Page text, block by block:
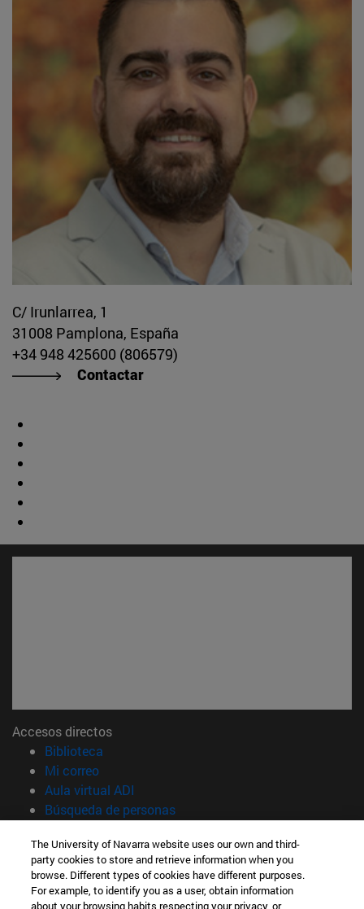
C/ Irunlarrea, 1
31008 Pamplona, España
+34 948 425600 (806579)
Contactar
Accesos directos
Biblioteca
Mi correo(abre en nueva ventana)
Aula virtual ADI
Búsqueda de personas(abre en nueva ventana)
Información
TFNO +34 948 42 56 00
¿QUÉ GRADO TE INTERESA?
The University of Navarra website uses our own and third-
party cookies to store and retrieve information when you
browse. Different types of cookies have different purposes.
For example, to identify you as a user, obtain information
about your browsing habits respecting your privacy, or